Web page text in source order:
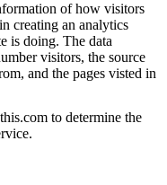
of how visitors
creating an analytics
is doing. The data
visitors, the source
and the pages visted in
to determine the